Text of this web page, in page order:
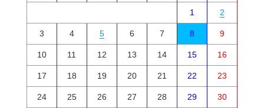
1
2
3 4 5 6 7 8 9
10 11 12 13 14 15 16
17 18 19 20 21 22 23
24 25 26 27 28 29 30